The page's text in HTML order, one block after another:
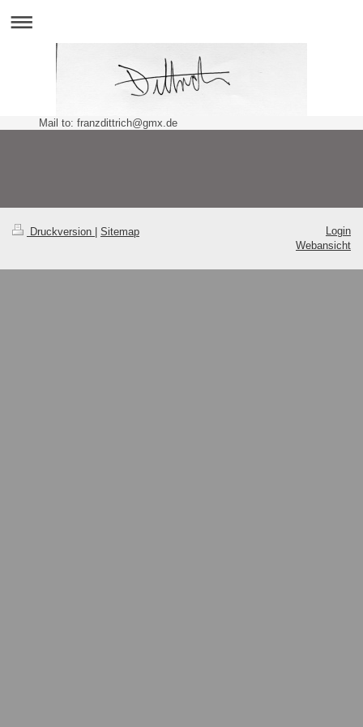
Mail to: franzdittrich@gmx.de
Druckversion Sitemap
Login
Webansicht